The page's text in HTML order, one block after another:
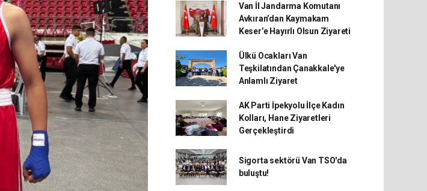
Van İl Jandarma Komutanı
Avkıran’dan Kaymakam
Keser’e Hayırlı Olsun Ziyareti
Ülkü Ocakları Van
Teşkilatından Çanakkale'ye
Anlamlı Ziyaret
AK Parti İpekyolu İlçe Kadın
Kolları, Hane Ziyaretleri
Gerçekleştirdi
Sigorta sektörü Van TSO'da
buluştu!